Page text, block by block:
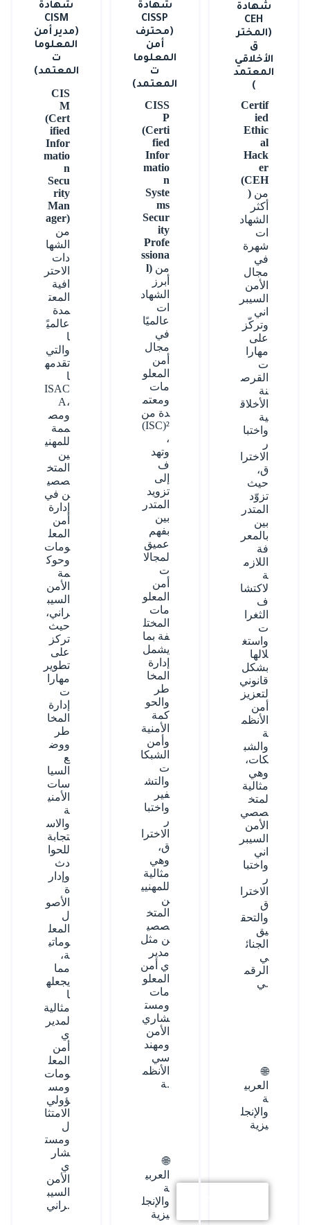
Certif
ied
Ethic
al
Hack
er
(CEH
)
أكثر
الشهاد
ات
شهرة
في
مجال
الأمن
السيبر
اني
وتركّز
على
مهارا
ت
القرص
نة
الأخلاق
ية
واختبا
ر
الاخترا
ق،
حيث
تزوّد
المتدر
بين
بالمعر
فة
اللازم
ة
لاكتشا
ف
الثغرا
ت
واستغ
لالها
بشكل
قانوني
لتعزيز
أمن
الأنظم
ة
والشب
كات،
وهي
مثالية
لمتخ
صصي
الأمن
السيبر
اني
واختبا
ر
الاخترا
ق
والتحق
يق
الجنائ
ي
الرقم
ي.
🌐
العربي
ة
والإنجل
يزية
شهادة
CEH
(المختر
ق
الأخلاقي
المعتمد
)
CISS
P
(Certi
fied
Infor
matio
n
Syste
ms
Secur
ity
Profe
ssiona
l)
أبرز
الشهاد
ات
عالميًا
في
مجال
أمن
المعلو
مات
ومعتم
دة من
(ISC)²
،
وتهد
ف
إلى
تزويد
المتدر
بين
بفهم
عميق
لمجالا
ت
أمن
المعلو
مات
المختل
فة بما
يشمل
إدارة
المخا
طر
والحو
كمة
الأمنية
وأمن
الشبكا
ت
والتش
فير
واختبا
ر
الاخترا
ق،
وهي
مثالية
للمهنيي
ن
المتخ
صصي
ن مثل
مدير
ي أمن
المعلو
مات
ومست
شاري
الأمن
ومهند
سي
الأنظم
ة.
🌐
العربي
ة
والإنجل
يزية
شهادة
CISSP
(محترف
أمن
المعلوما
ت
المعتمد)
CIS
M
(Cert
ified
Infor
matio
n
Secu
rity
Man
ager)
من
الشها
دات
الاحتر
افية
المعت
مدة
عالميً
ا
والتي
تقدمه
ا
ISAC
A،
ومص
ممة
للمهني
ين
المتخ
صصي
ن في
إدارة
أمن
المعل
ومات
وحوك
مة
الأمن
السيب
راني،
حيث
تركز
على
تطوير
مهارا
ت
إدارة
المخا
طر
ووض
ع
السيا
سات
الأمني
ة
والاس
تجابة
للحوا
دث
وإدار
ة
الأصو
ل
المعل
وماتي
ة،
مما
يجعله
ا
مثالية
لمدير
ي
أمن
المعل
ومات
ومس
ؤولي
الامتثا
ل
ومست
شار
ي
الأمن
السيب
راني.
شهادة
CISM
(مدير أمن
المعلوما
ت
المعتمد)